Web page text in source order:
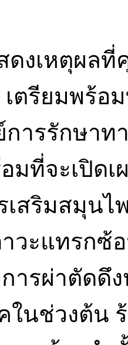
ดงเหตุผล
ตรียมพร้อ
การรักษา
มที่จะเปิด
เสริมสมุนไ
วะแทรกซ้
ารผ่าตัดดึ
ในช่วงต้น